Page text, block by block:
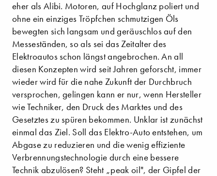
eher als Alibi. Motoren, auf Hochglanz poliert und
ohne ein einziges Tröpfchen schmutzigen Öls
bewegten sich langsam und geräuschlos auf den
Messeständen, so als sei das Zeitalter des
Elektroautos schon längst angebrochen. An all
diesen Konzepten wird seit Jahren geforscht, immer
wieder wird für die nahe Zukunft der Durchbruch
versprochen, gelingen kann er nur, wenn Hersteller
wie Techniker, den Druck des Marktes und des
Gesetztes zu spüren bekommen. Unklar ist zunächst
einmal das Ziel. Soll das Elektro-Auto entstehen, um
Abgase zu reduzieren und die wenig effiziente
Verbrennungstechnologie durch eine bessere
Technik abzulösen? Steht „peak oil", der Gipfel der